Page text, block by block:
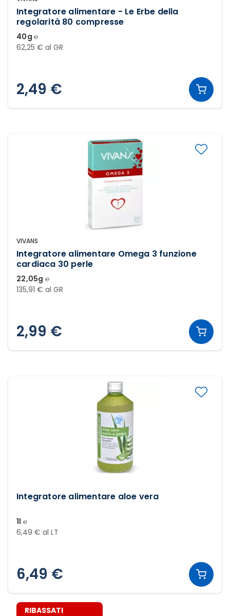
Integratore alimentare - Le Erbe della
regolarità 80 compresse
40g ℮
62,25 € al GR
2,49 €
VIVANS
Integratore alimentare Omega 3 funzione
cardiaca 30 perle
22,05g ℮
135,91 € al GR
2,99 €
Integratore alimentare aloe vera
1l ℮
6,49 € al LT
6,49 €
RIBASSATI